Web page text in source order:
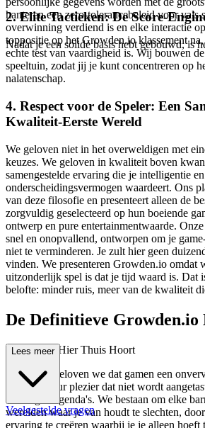
2. Elite Tactieken: De Score-
Nadat je een solide basis hebt gebouwd, is
hanteren een zero-tolerancebeleid voor vals
overwinning verdiend is en elke interactie
toppositie op het Growden.io klassement
echte test van vaardigheid is. Wij bouwen
speeltuin, zodat jij je kunt concentreren op
nalatenschap.
4. Respect voor de Speler: Een
Kwaliteit-Eerste Wereld
We geloven niet in het overweldigen met
keuzes. We geloven in kwaliteit boven
samengestelde ervaring die je intelligentie
onderscheidingsvermogen waardeert. Ons
van deze filosofie en presenteert alleen de
zorgvuldig geselecteerd op hun boeiende
ontwerp en pure entertainmentwaarde.
snel en onopvallend, ontworpen om je
niet te verminderen. Je zult hier geen
vinden. We presenteren Growden.io omdat
uitzonderlijk spel is dat je tijd waard is. Dat
belofte: minder ruis, meer van de kwaliteit
De Definitieve
Waarom Je Hier Thuis Hoort
In de kern geloven we dat gamen een
zijn, een puur plezier dat niet wordt
verborgen agenda's. We bestaan om elke
werelden waar je van houdt te slechten,
ervaring te creëren waarbij je je alleen hoeft
Lees meer
Veelgestelde vragen